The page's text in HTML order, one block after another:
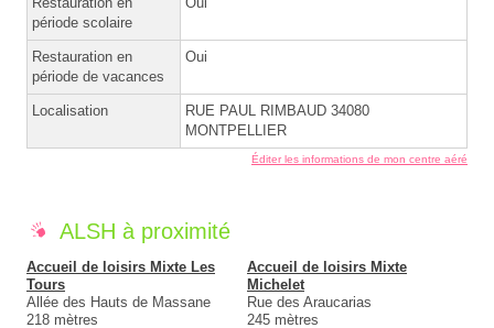
période scolaire
Restauration en
période de vacances
Oui
Localisation
RUE PAUL RIMBAUD 34080
MONTPELLIER
Éditer les informations de mon centre aéré
ALSH à proximité
Accueil de loisirs Mixte Les
Tours
Allée des Hauts de Massane
218 mètres
Accueil de loisirs Mixte
Michelet
Rue des Araucarias
245 mètres